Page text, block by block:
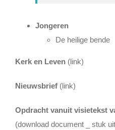
Jongeren
De heilige bende
Kerk en Leven (link)
Nieuwsbrief (link)
Opdracht vanuit visietekst
(download document _ stuk